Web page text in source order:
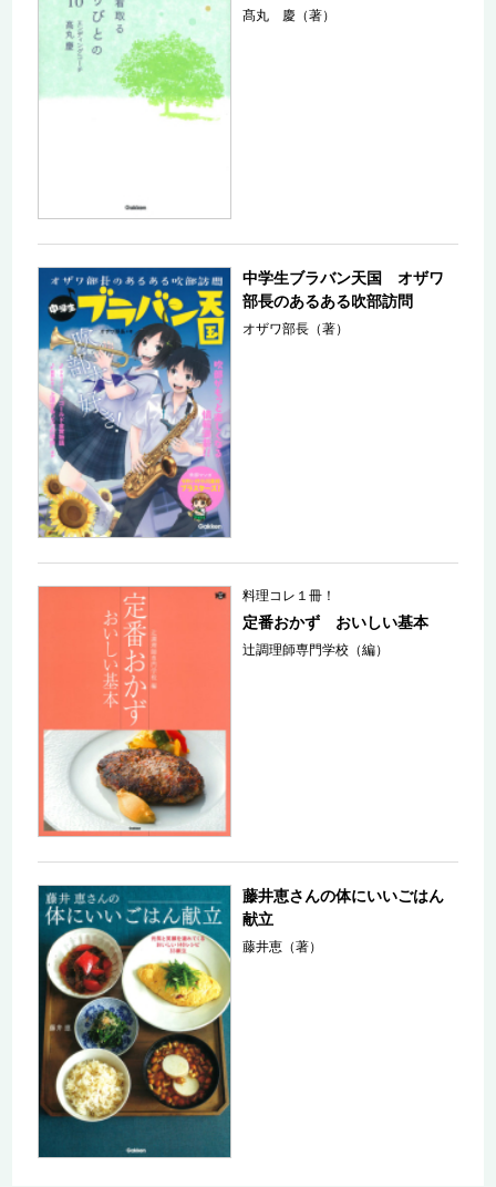
髙丸 慶（著）
中学生ブラバン天国 オザワ
部長のあるある吹部訪問
オザワ部長（著）
料理コレ１冊！
定番おかず おいしい基本
辻調理師専門学校（編）
藤井恵さんの体にいいごはん
献立
藤井恵（著）